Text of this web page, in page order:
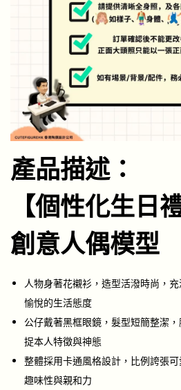
產品描述：
【個性化生日
創意人偶模型
人物身著花襯衫，造型活潑時尚，
愉悅的生活態度
公仔戴著黑框眼鏡，髮型短簡整潔
捉本人特徵與神態
整體採用卡通風格設計，比例誇張
趣味性與親和力